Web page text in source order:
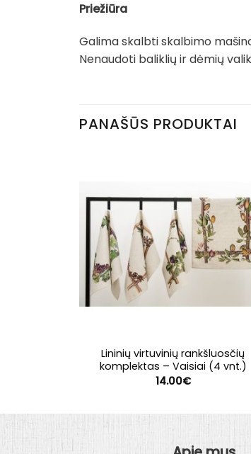
Priežiūra
Galima skalbti skalbimo
Nenaudoti baliklių ir dėmių
PANAŠŪS PRODUKTAI
Lininių virtuvinių rankšluosčių
komplektas – Vaisiai (4 vnt.)
14.00€